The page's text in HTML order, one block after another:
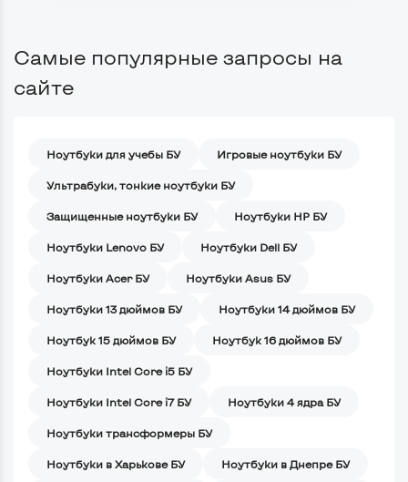
Самые популярные запросы на
сайте
Ноутбуки для учебы БУ Игровые ноутбуки БУ
Ультрабуки, тонкие ноутбуки БУ
Защищенные ноутбуки БУ Ноутбуки HP БУ
Ноутбуки Lenovo БУ Ноутбуки Dell БУ
Ноутбуки Acer БУ Ноутбуки Asus БУ
Ноутбуки 13 дюймов БУ Ноутбуки 14 дюймов БУ
Ноутбук 15 дюймов БУ Ноутбук 16 дюймов БУ
Ноутбуки Intel Core i5 БУ
Ноутбуки Intel Core i7 БУ Ноутбуки 4 ядра БУ
Ноутбуки трансформеры БУ
Ноутбуки в Харькове БУ Ноутбуки в Днепре БУ